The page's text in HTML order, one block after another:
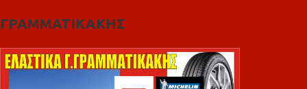
ΓΡΑΜΜΑΤΙΚΑΚΗΣ